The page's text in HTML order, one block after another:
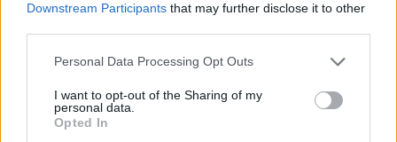
Downstream Participants that may further disclose it to other
Please note that this website/app uses one or more Google
not limited to your visit or usage behaviour. You may click to
grant or deny consent to Google and its third-party tags to
use your data for below specified purposes in below Google
Personal Data Processing Opt Outs
I want to opt-out of the Sharing of my
personal data.
Opted In
κάθε καλοπροαίρετη κριτική, δεκτή.